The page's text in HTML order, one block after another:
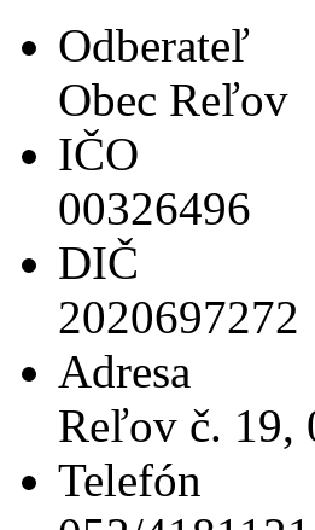
Odberateľ
Obec Reľov
IČO
00326496
DIČ
2020697272
Adresa
Reľov č. 19,
Telefón